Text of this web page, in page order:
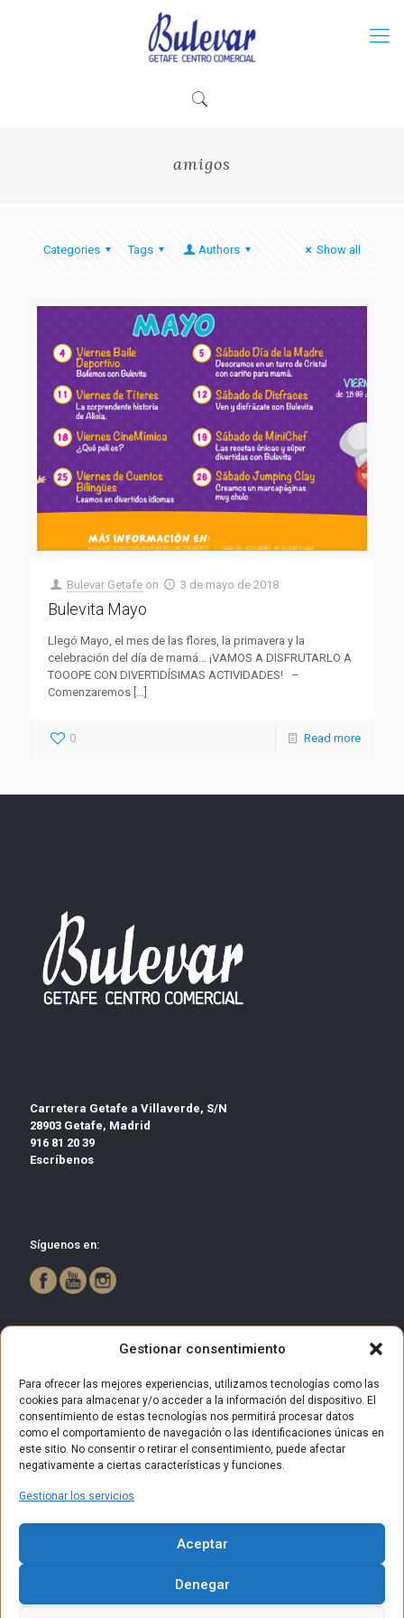
Gestionar consentimiento
Para ofrecer las mejores experiencias, utilizamos tecnologías como las
cookies para almacenar y/o acceder a la información del dispositivo. El
consentimiento de estas tecnologías nos permitirá procesar datos
como el comportamiento de navegación o las identificaciones únicas en
este sitio. No consentir o retirar el consentimiento, puede afectar
negativamente a ciertas características y funciones.
Gestionar los servicios
Aceptar
Denegar
amigos
Categories Tags Authors Show all
Bulevar Getafe on 3 de mayo de 2018
Bulevita Mayo
Llegó Mayo, el mes de las flores, la primavera y la
celebración del día de mamá… ¡VAMOS A DISFRUTARLO A
TOOOPE CON DIVERTIDÍSIMAS ACTIVIDADES! –
Comenzaremos
0 Read more
Carretera Getafe a Villaverde, S/N
28903 Getafe, Madrid
916 81 20 39
Escríbenos
Síguenos en:
© 2025 Centro Comercial Bulevar Getafe. Todos los derechos
reservados.
Política de privacidad